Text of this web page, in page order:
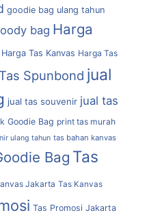
goodie bag ulang tahun
bag Harga
Harga Tas Kanvas Harga Tas
Spunbond jual
jual tas souvenir jual tas
Goodie Bag print tas murah
ulang tahun tas bahan kanvas
Bag Tas
Jakarta Tas Kanvas
Tas Promosi Jakarta